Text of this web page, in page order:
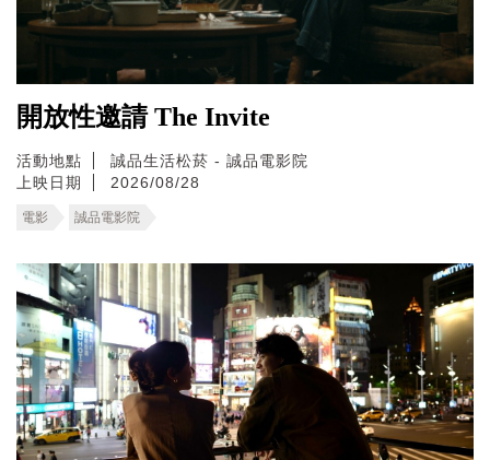
開放性邀請 The Invite
活動地點
誠品生活松菸 - 誠品電影院
上映日期
2026/08/28
電影 誠品電影院